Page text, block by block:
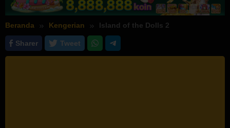
Beranda Kengerian Island of the Dolls 2
Sharer Tweet